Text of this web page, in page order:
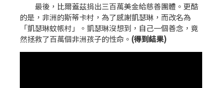
最後，比爾蓋茲捐出三百萬美金給慈善團體。更酷
的是，非洲的斯蒂卡村，為了感謝凱瑟琳，而改名為
「凱瑟琳蚊帳村」。凱瑟琳沒想到，自己一個善念，竟
然拯救了百萬個非洲孩子的性命。 (得到結果)